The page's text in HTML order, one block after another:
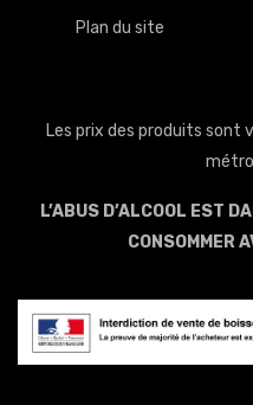
Plan du site
Les prix des produits sont
L’ABUS D’ALCOOL EST
CONSOMMER